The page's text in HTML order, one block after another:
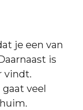
je een van
is
vindt.
veel